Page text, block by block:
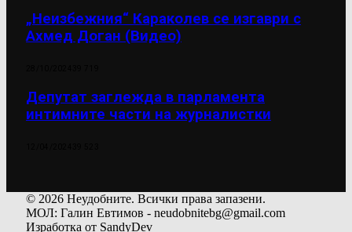
„Неизбежния“ Караколев се изгаври с
Ахмед Доган (Видео)
Депутат заглежда в парламента
интимните части на журналистки
© 2026 Неудобните. Всички права запазени.
МОЛ: Галин Евтимов - neudobnitebg@gmail.com
Изработка от SandyDev